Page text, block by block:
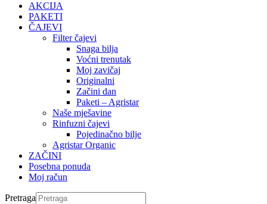
AKCIJA
PAKETI
ČAJEVI
Filter čajevi
Snaga bilja
Voćni trenutak
Moj zavičaj
Originalni
Začini dan
Paketi – Agristar
Naše mješavine
Rinfuzni čajevi
Pojedinačno bilje
Agristar Organic
ZAČINI
Posebna ponuda
Moj račun
Pretraga